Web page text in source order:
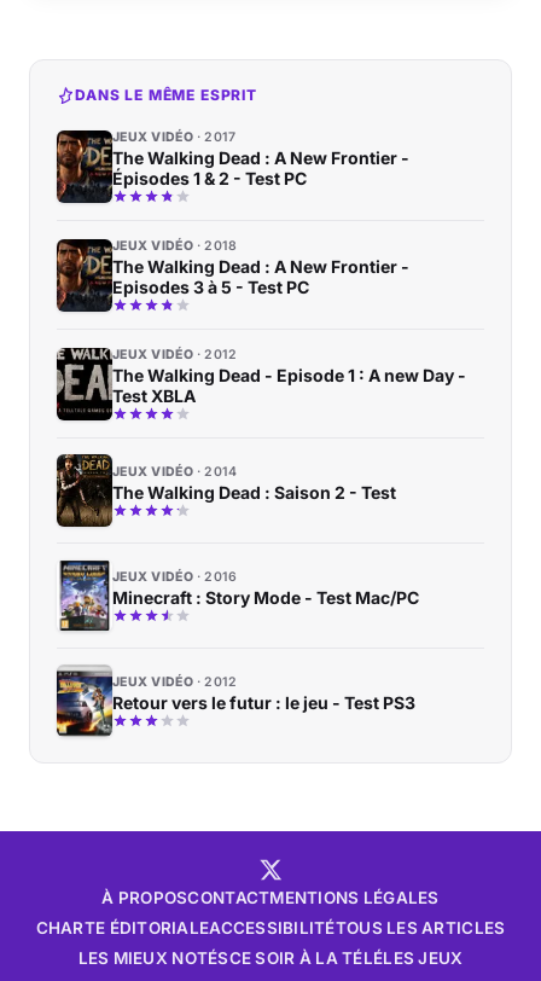
DANS LE MÊME ESPRIT
JEUX VIDÉO 2017
The Walking Dead : A New Frontier -
Épisodes 1 & 2 - Test PC
JEUX VIDÉO 2018
The Walking Dead : A New Frontier -
Episodes 3 à 5 - Test PC
JEUX VIDÉO 2012
The Walking Dead - Episode 1 : A new Day -
Test XBLA
JEUX VIDÉO 2014
The Walking Dead : Saison 2 - Test
JEUX VIDÉO 2016
Minecraft : Story Mode - Test Mac/PC
JEUX VIDÉO 2012
Retour vers le futur : le jeu - Test PS3
À PROPOSCONTACTMENTIONS LÉGALES
CHARTE ÉDITORIALEACCESSIBILITÉTOUS LES ARTICLES
LES MIEUX NOTÉSCE SOIR À LA TÉLÉLES JEUX